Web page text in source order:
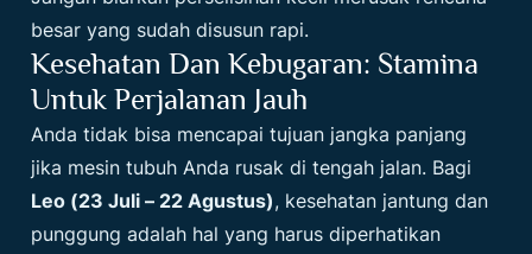
besar yang sudah disusun rapi.
Kesehatan Dan Kebugaran: Stamina
Untuk Perjalanan Jauh
Anda tidak bisa mencapai tujuan jangka panjang
jika mesin tubuh Anda rusak di tengah jalan. Bagi
Leo (23 Juli – 22 Agustus), kesehatan jantung dan
punggung adalah hal yang harus diperhatikan